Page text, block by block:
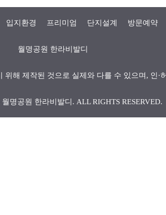
입지환경 프리미엄 단지설계 방문예약
월명공원 한라비발디
해 제작된 것으로 실제와 다를 수 있으며, 인·
월명공원 한라비발디 . ALL RIGHTS RESERVED.